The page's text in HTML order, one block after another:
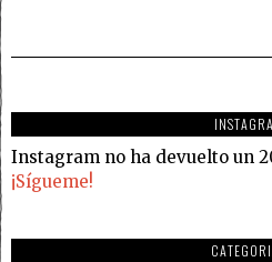
Instagram no ha devuelto un
¡Sígueme!